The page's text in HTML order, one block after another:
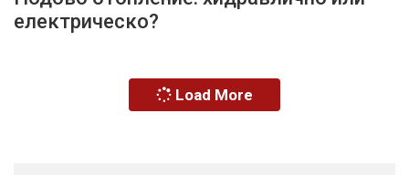
електрическо?
Load More